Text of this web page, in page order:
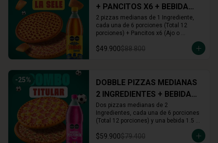
+ PANCITOS X6 + BEBIDA
1.5L
2 pizzas medianas de 1 Ingrediente,
cada una de 6 porciones (Total 12
porciones) + Pancitos x6 (Ajo o
elección)
$49.900$88.800
-25%
DOBBLE PIZZAS MEDIANAS
2 INGREDIENTES + BEBIDA
1.5L
Dos pizzas medianas de 2
Ingredientes, cada una de 6 porciones
(Total 12 porciones) y una bebida 1.5
$59.900$79.400